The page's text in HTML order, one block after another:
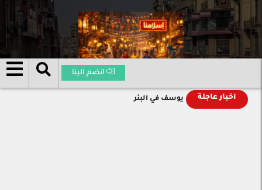
انضم الينا
اخبار عاجلة يوسف في البئر